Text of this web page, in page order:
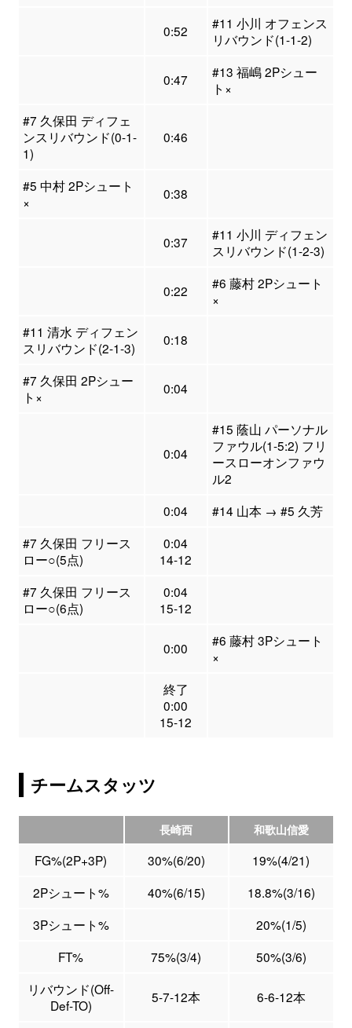
0:52
#11 小川 オフェンス
リバウンド(1-1-2)
0:47
#13 福嶋 2Pシュー
ト×
#7 久保田 ディフェ
ンスリバウンド(0-1-
1)
0:46
#5 中村 2Pシュート
×
0:38
0:37
#11 小川 ディフェン
スリバウンド(1-2-3)
0:22
#6 藤村 2Pシュート
×
#11 清水 ディフェン
スリバウンド(2-1-3)
0:18
#7 久保田 2Pシュー
ト×
0:04
0:04
#15 蔭山 パーソナル
ファウル(1-5:2) フリ
ースローオンファウ
ル2
0:04
#14 山本 → #5 久芳
#7 久保田 フリース
ロー○(5点)
0:04
14-12
#7 久保田 フリース
ロー○(6点)
0:04
15-12
0:00
#6 藤村 3Pシュート
×
終了
0:00
15-12
チームスタッツ
長崎西 和歌山信愛
FG%(2P+3P) 30%(6/20)
19%(4/21)
2Pシュート%
40%(6/15)
18.8%(3/16)
3Pシュート%
20%(1/5)
FT%
75%(3/4)
50%(3/6)
リバウンド(Off-
Def-TO)
5-7-12本 6-6-12本